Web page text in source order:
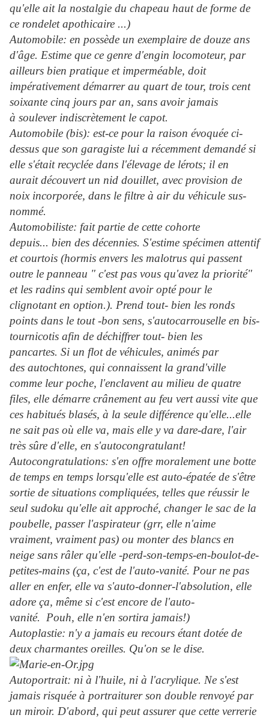
qu'elle ait la nostalgie du chapeau haut de forme de
ce rondeletapothicaire ...)
Automobile: en possède un exemplaire de douze ans
d'âge. Estime que ce genre d'engin locomoteur, par
ailleurs bien pratique et imperméable, doit
impérativement démarrer au quart de tour, trois cent
soixante cinq jours par an, sans avoir jamais
à soulever indiscrètement le capot.
Automobile (bis): est-ce pour la raison évoquée ci-
dessus que son garagiste lui a récemment demandé si
elle s'était recyclée dans l'élevage de lérots; il en
aurait découvert un nid douillet, avec provision de
noix incorporée, dans le filtre à air du véhicule sus-
nommé.
Automobiliste: fait partie de cette cohorte
depuis... bien des décennies. S'estime spécimen attentif
et courtois (hormis envers les malotrus qui passent
outre le panneau " c'est pas vous qu'avez la priorité"
et les radins qui semblent avoir opté pour le
clignotant en option.). Prend tout- bien les ronds
points dans le tout -bon sens, s'autocarrouselle en bis-
tournicotis afin de déchiffrer tout- bien les
pancartes. Si un flot de véhicules, animés par
des autochtones, qui connaissent la grand'ville
comme leur poche, l'enclavent au milieu de quatre
files, elle démarre crânement au feu vert aussi vite que
ces habitués blasés, à la seule différence qu'elle...elle
ne sait pas où elle va, mais elle y va dare-dare, l'air
très sûre d'elle, en s'autocongratulant!
Autocongratulations: s'en offre moralement une botte
de temps en temps lorsqu'elle est auto-épatée de s'être
sortie de situations compliquées, telles que réussir le
seul sudoku qu'elle ait approché, changer le sac de la
poubelle, passer l'aspirateur (grr, elle n'aime
vraiment, vraiment pas) ou monter des blancs en
neige sans râler qu'elle -perd-son-temps-en-boulot-de-
petites-mains (ça, c'est de l'auto-vanité. Pour ne pas
aller en enfer, elle va s'auto-donner-l'absolution, elle
adore ça, même si c'est encore de l'auto-
vanité. Pouh, elle n'en sortira jamais!)
Autoplastie: n'y a jamais eu recours étant dotée de
deux charmantes oreilles. Qu'on se le dise.
Autoportrait: ni à l'huile, ni à l'acrylique. Ne s'est
jamais risquée à portraiturer son double renvoyé par
un miroir. D'abord, qui peut assurer que cette verrerie